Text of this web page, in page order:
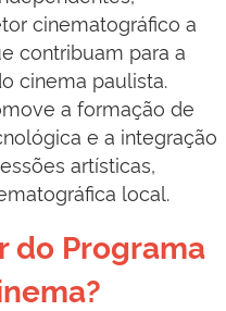
cinematográfico a
contribuam para a
cinema paulista.
a formação de
e a integração
artísticas,
local.
do Programa